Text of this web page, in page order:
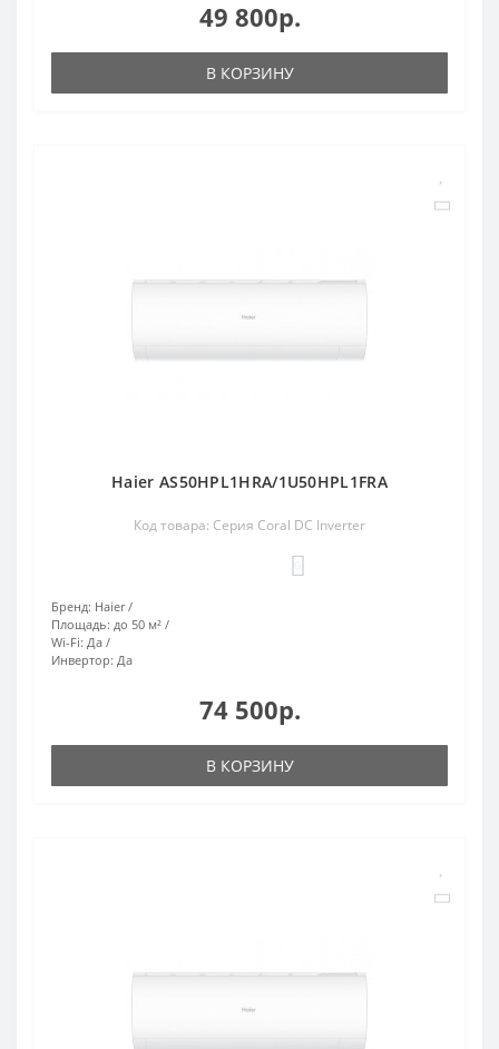
49 800р.
В КОРЗИНУ
Haier AS50HPL1HRA/1U50HPL1FRA
Код товара: Серия Coral DC Inverter
Бренд: Haier
Площадь: до 50 м²
Wi-Fi: Да
Инвертор: Да
74 500р.
В КОРЗИНУ